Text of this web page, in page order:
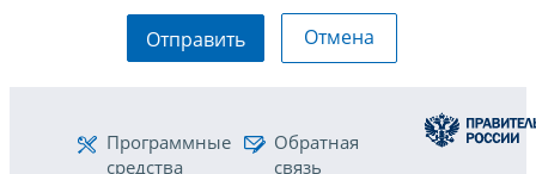
Отправить Отмена
Программные
средства
Обратная
связь